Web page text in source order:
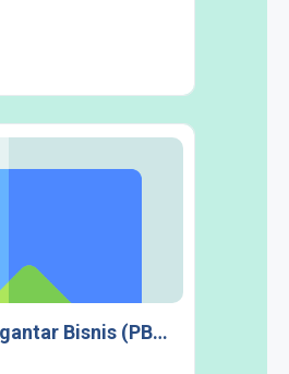
SB-ISPB1-002 Pengantar Bisnis (PBMB)